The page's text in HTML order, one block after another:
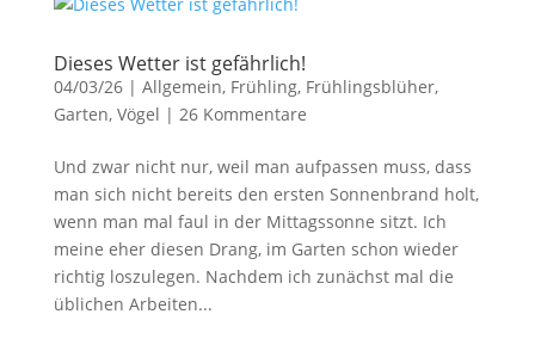
Dieses Wetter ist gefährlich!
04/03/26| Allgemein, Frühling, Frühlingsblüher,
Garten, Vögel | 26 Kommentare
Und zwar nicht nur, weil man aufpassen muss, dass
man sich nicht bereits den ersten Sonnenbrand holt,
wenn man mal faul in der Mittagssonne sitzt. Ich
meine eher diesen Drang, im Garten schon wieder
richtig loszulegen. Nachdem ich zunächst mal die
üblichen Arbeiten...